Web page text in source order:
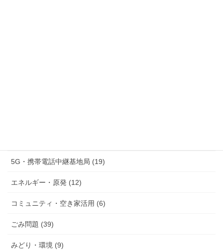
5G・携帯電話中継基地局 (19)
エネルギー・原発 (12)
コミュニティ・空き家活用 (6)
ごみ問題 (39)
みどり・環境 (9)